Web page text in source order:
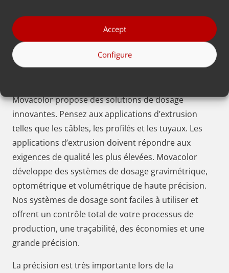
Accept
Configure
Applications dans le domaine de
l’extrusion
Movacolor propose des solutions de dosage
innovantes. Pensez aux applications d’extrusion
telles que les câbles, les profilés et les tuyaux. Les
applications d’extrusion doivent répondre aux
exigences de qualité les plus élevées. Movacolor
développe des systèmes de dosage gravimétrique,
optométrique et volumétrique de haute précision.
Nos systèmes de dosage sont faciles à utiliser et
offrent un contrôle total de votre processus de
production, une traçabilité, des économies et une
grande précision.
La précision est très importante lors de la